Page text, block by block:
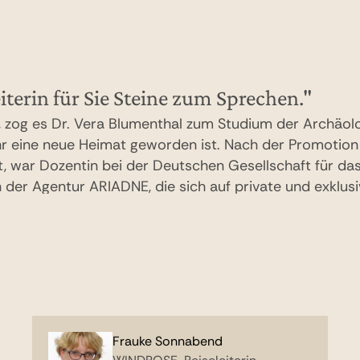
für Sie Steine zum Sprechen."
es Dr. Vera Blumenthal zum Studium der
eine neue Heimat geworden ist. Nach der
war Dozentin bei der Deutschen Gesellschaft für
Agentur ARIADNE, die sich auf private und
als nur ein Reiseziel – es ist eine Reise durch die
bestaunt oder sich vom zeitlosen Rhythmus
Eindrücke nutze ich, um Ihre Reise so
Ihre persönlichen Wünsche bei WINDROSE wahr
Frauke Sonnabend